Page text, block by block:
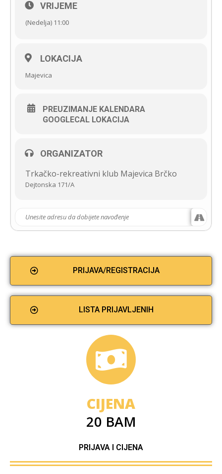
VRIJEME
(Nedelja) 11:00
LOKACIJA
Majevica
PREUZIMANJE KALENDARA
GOOGLECAL LOKACIJA
ORGANIZATOR
Trkačko-rekreativni klub Majevica Brčko
Dejtonska 171/A
PRIJAVA/REGISTRACIJA
LISTA PRIJAVLJENIH
CIJENA
20 BAM
PRIJAVA I CIJENA